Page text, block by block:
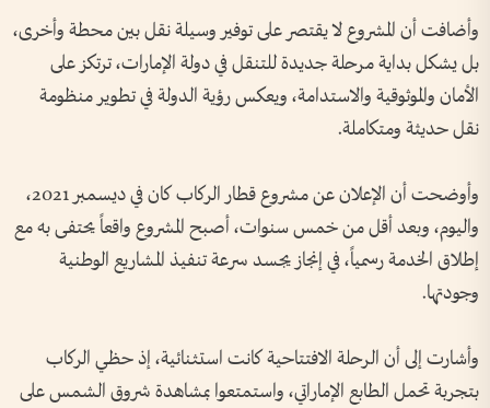
وأضافت أن المشروع لا يقتصر على توفير وسيلة نقل بين محطة وأخرى،
بل يشكل بداية مرحلة جديدة للتنقل في دولة الإمارات، ترتكز على
الأمان والموثوقية والاستدامة، ويعكس رؤية الدولة في تطوير منظومة
نقل حديثة ومتكاملة.
وأوضحت أن الإعلان عن مشروع قطار الركاب كان في ديسمبر 2021،
واليوم، وبعد أقل من خمس سنوات، أصبح المشروع واقعاً يحتفى به مع
إطلاق الخدمة رسمياً، في إنجاز يجسد سرعة تنفيذ المشاريع الوطنية
وجودتها.
وأشارت إلى أن الرحلة الافتتاحية كانت استثنائية، إذ حظي الركاب
بتجربة تحمل الطابع الإماراتي، واستمتعوا بمشاهدة شروق الشمس على